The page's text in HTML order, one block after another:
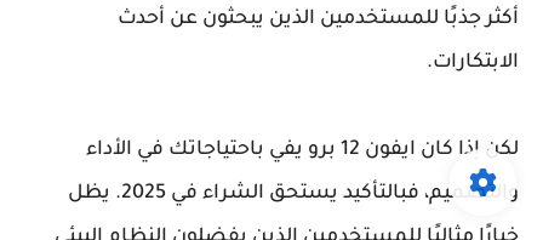
أكثر جذبًا للمستخدمين الذين يبحثون عن أحدث
الابتكارات.
لكن إذا كان ايفون 12 برو يفي باحتياجاتك في الأداء
والتصميم، فبالتأكيد يستحق الشراء في 2025. يظل